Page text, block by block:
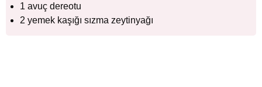
1 avuç dereotu
2 yemek kaşığı sızma zeytinyağı